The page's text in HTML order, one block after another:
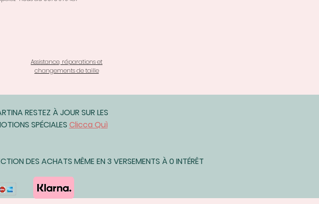
Assistance, réparations et
changements de taille
RESTEZ À JOUR SUR LES
SPÉCIALES Clicca Quì
DES ACHATS MÊME EN 3 VERSEMENTS À 0 INTÉRÊT